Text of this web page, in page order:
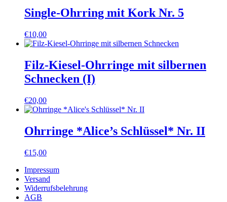
Single-Ohrring mit Kork Nr. 5
€10,00
Filz-Kiesel-Ohrringe mit silbernen
Schnecken (I)
€20,00
Ohrringe *Alice’s Schlüssel* Nr. II
€15,00
Impressum
Versand
Widerrufsbelehrung
AGB